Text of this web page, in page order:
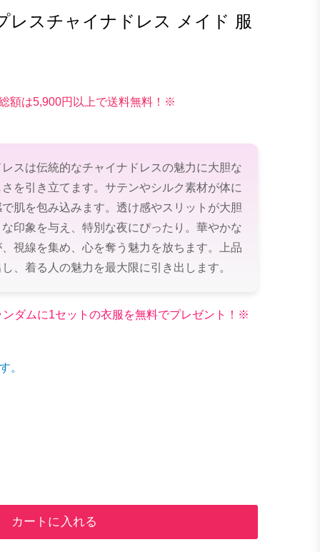
レスチャイナドレス メイド 服
額は5,900円以上で送料無料！※
スは伝統的なチャイナドレスの魅力に大胆な
を引き立てます。サテンやシルク素材が体に
肌を包み込みます。透け感やスリットが大胆
印象を与え、特別な夜にぴったり。華やかな
視線を集め、心を奪う魅力を放ちます。上品
、着る人の魅力を最大限に引き出します。
ダムに1セットの衣服を無料でプレゼント！※
。
カートに入れる